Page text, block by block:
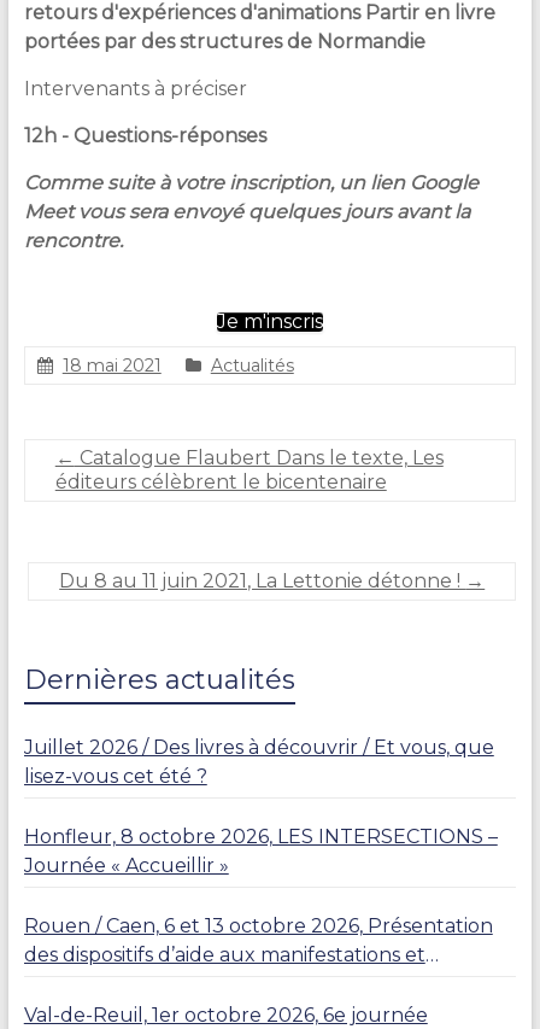
retours d'expériences d'animations Partir en livre
portées par des structures de Normandie
Intervenants à préciser
12h - Questions-réponses
Comme suite à votre inscription, un lien Google
Meet vous sera envoyé quelques jours avant la
rencontre.
Je m'inscris
L
I
R
18 mai 2021 Actualités
← Catalogue Flaubert Dans le texte, Les
éditeurs célèbrent le bicentenaire
Du 8 au 11 juin 2021, La Lettonie détonne ! →
Dernières actualités
Juillet 2026 / Des livres à découvrir / Et vous, que
lisez-vous cet été ?
Honfleur, 8 octobre 2026, LES INTERSECTIONS –
Journée « Accueillir »
Rouen / Caen, 6 et 13 octobre 2026, Présentation
des dispositifs d’aide aux manifestations et
Val-de-Reuil, 1er octobre 2026, 6e journée